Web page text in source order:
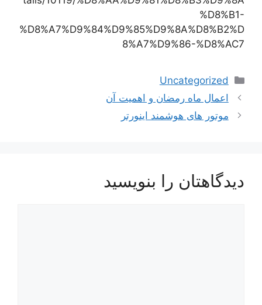
%D8%B1-
%D8%A7%D9%84%D9%85%D9%8A%D8%B2%D
8%A7%D9%86-%D8%AC7
دسته‌ها
Uncategorized
ناوبری
نوشته‌ها
اعمال ماه رمضان و اهمیت آن
موتور های هوشمند اینورتر
دیدگاهتان را بنویسید